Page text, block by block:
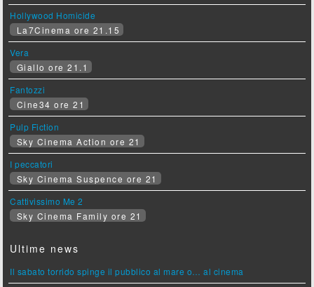
Hollywood Homicide
La7Cinema ore 21.15
Vera
Giallo ore 21.1
Fantozzi
Cine34 ore 21
Pulp Fiction
Sky Cinema Action ore 21
I peccatori
Sky Cinema Suspence ore 21
Cattivissimo Me 2
Sky Cinema Family ore 21
Ultime news
Il sabato torrido spinge il pubblico al mare o… al cinema